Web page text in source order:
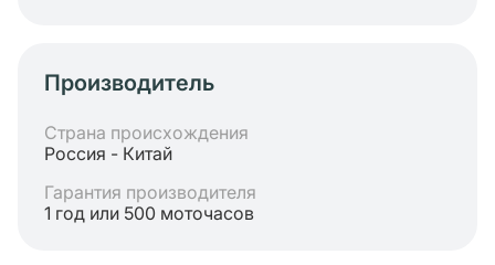
Производитель
Страна происхождения
Россия - Китай
Гарантия производителя
1 год или 500 моточасов